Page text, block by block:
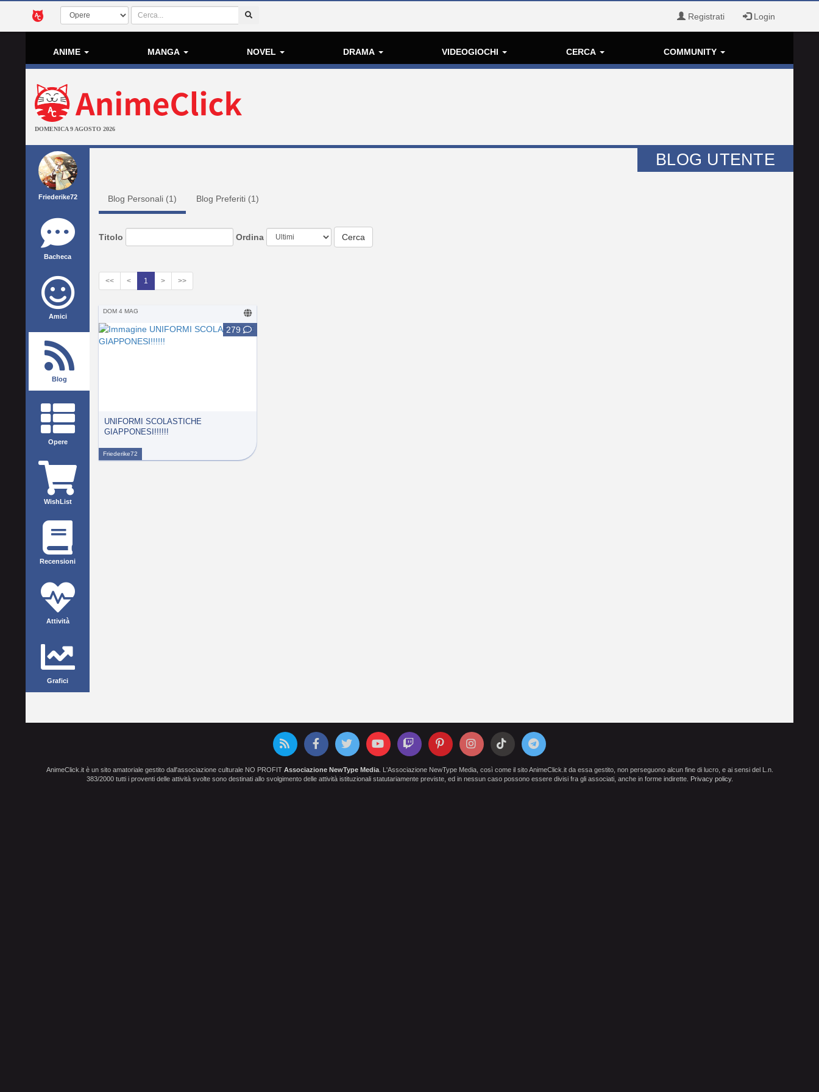
Registrati Login
ANIME MANGA NOVEL DRAMA VIDEOGIOCHI CERCA COMMUNITY
DOMENICA 9 AGOSTO 2026
Friederike72
Bacheca
Amici
Blog
Opere
WishList
Recensioni
Attività
Grafici
BLOG UTENTE
Blog Personali (1) Blog Preferiti (1)
Titolo Ordina
<< < 1 > >>
DOM 4 MAG
279
UNIFORMI SCOLASTICHE
GIAPPONESI!!!!!!
Friederike72
AnimeClick.it è un sito amatoriale gestito dall'associazione culturale NO PROFIT Associazione NewType Media. L'Associazione NewType Media, così come il sito AnimeClick.it da essa gestito, non perseguono alcun fine di lucro, e ai sensi del L.n.
383/2000 tutti i proventi delle attività svolte sono destinati allo svolgimento delle attività istituzionali statutariamente previste, ed in nessun caso possono essere divisi fra gli associati, anche in forme indirette. Privacy policy.